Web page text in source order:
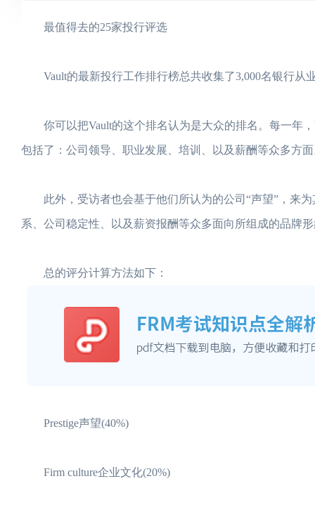
最值得去的25家投行评选
Vault的最新投行工作排行榜总共收集了3,000名银行从
你可以把Vault的这个排名认为是大众的排名。每一年，
包括了：公司领导、职业发展、培训、以及薪酬等众多方
此外，受访者也会基于他们所认为的公司“声望”，来为
系、公司稳定性、以及薪资报酬等众多面向所组成的品牌
总的评分计算方法如下：
Prestige声望(40%)
Firm culture企业文化(20%)